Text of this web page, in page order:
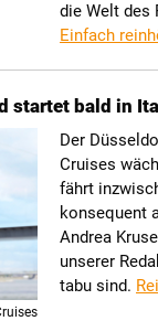
die Welt des
Einfach
startet bald in
Der
Cruises
fährt
konsequent
Andrea
unserer
tabu sind.